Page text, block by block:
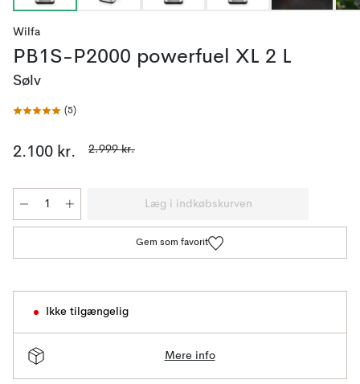
Wilfa
PB1S-P2000 powerfuel XL 2 L
Sølv
(5)
2.100 kr. 2.999 kr.
Læg i indkøbskurven
Gem som favorit
Ikke tilgængelig
Mere info